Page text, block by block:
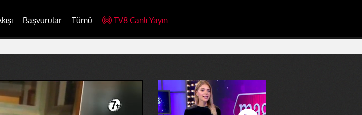
Başvurular Tümü TV8 Canlı Yayın